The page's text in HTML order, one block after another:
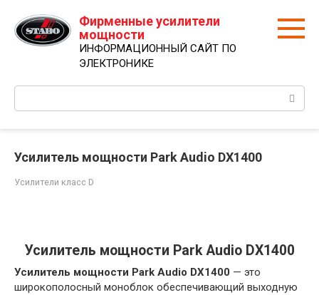
контенту
Фирменные усилители
мощности
ИНФОРМАЦИОННЫЙ САЙТ ПО
ЭЛЕКТРОНИКЕ
Поиск:
Усилитель мощности Park Audio DX1400
Усилители класс D
Усилитель мощности Park Audio DX1400
Усилитель мощности Park Audio DX1400 — это
широкополосный моноблок обеспечивающий выходную